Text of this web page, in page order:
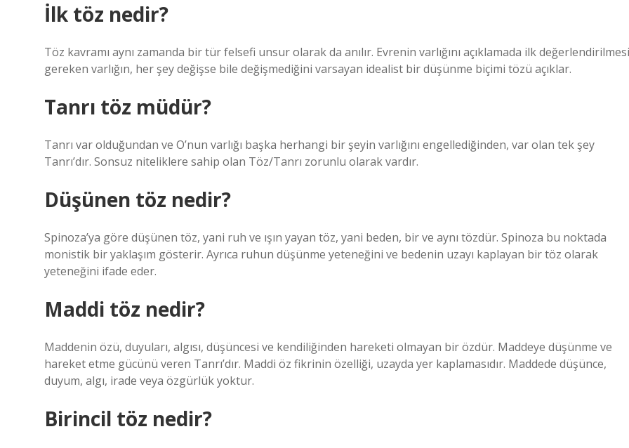
İlk töz nedir?
Töz kavramı aynı zamanda bir tür felsefi unsur olarak da anılır. Evrenin varlığını açıklamada ilk değerlendirilmesi
gereken varlığın, her şey değişse bile değişmediğini varsayan idealist bir düşünme biçimi tözü açıklar.
Tanrı töz müdür?
Tanrı var olduğundan ve O’nun varlığı başka herhangi bir şeyin varlığını engellediğinden, var olan tek şey
Tanrı’dır. Sonsuz niteliklere sahip olan Töz/Tanrı zorunlu olarak vardır.
Düşünen töz nedir?
Spinoza’ya göre düşünen töz, yani ruh ve ışın yayan töz, yani beden, bir ve aynı tözdür. Spinoza bu noktada
monistik bir yaklaşım gösterir. Ayrıca ruhun düşünme yeteneğini ve bedenin uzayı kaplayan bir töz olarak
yeteneğini ifade eder.
Maddi töz nedir?
Maddenin özü, duyuları, algısı, düşüncesi ve kendiliğinden hareketi olmayan bir özdür. Maddeye düşünme ve
hareket etme gücünü veren Tanrı’dır. Maddi öz fikrinin özelliği, uzayda yer kaplamasıdır. Maddede düşünce,
duyum, algı, irade veya özgürlük yoktur.
Birincil töz nedir?